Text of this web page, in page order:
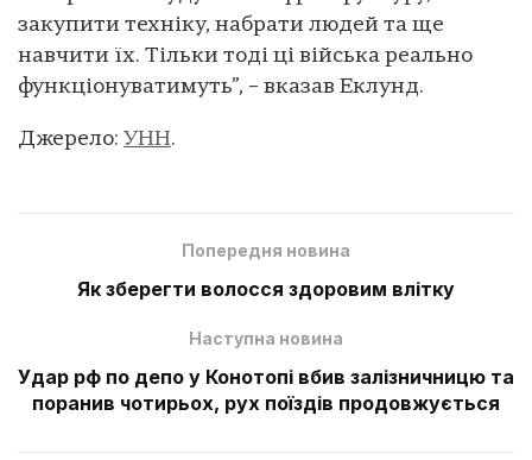
закупити техніку, набрати людей та ще
навчити їх. Тільки тоді ці війська реально
функціонуватимуть”, – вказав Еклунд.
Джерело: УНН.
Попередня новина
Як зберегти волосся здоровим влітку
Наступна новина
Удар рф по депо у Конотопі вбив залізничницю та
поранив чотирьох, рух поїздів продовжується